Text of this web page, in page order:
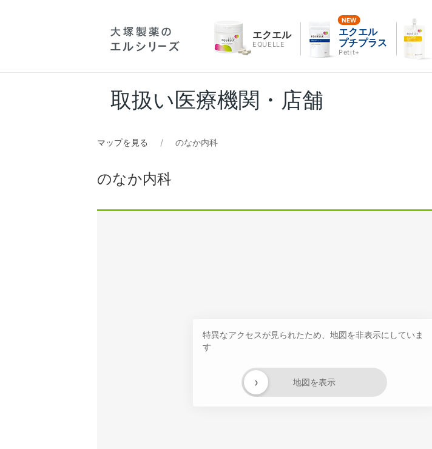
エクエル
EQUELLE
エクエル
プチプラス
Petit+
取扱い医療機関・店舗
マップを見る のなか内科
のなか内科
特異なアクセスが見られたため、地図を非表示にしていま
す
地図を表示
›